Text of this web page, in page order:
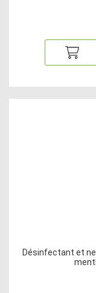
Désinfectant et